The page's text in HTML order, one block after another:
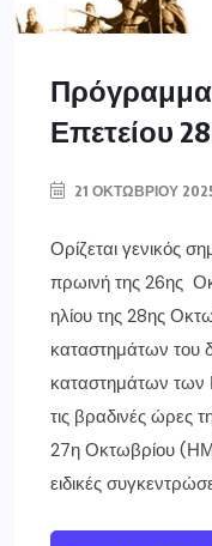
Πρόγραμμα
Επετείου
21 ΟΚΤΩΒΡΊΟΥ
Ορίζεται γενικός
πρωινή της 26ης
ηλίου της 28ης
καταστημάτων του
καταστημάτων
τις βραδινές ώρες
27η Οκτωβρίου
ειδικές